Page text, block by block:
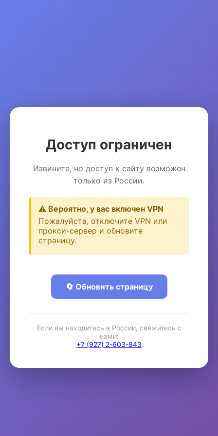
Доступ ограничен
Извините, но доступ к сайту возможен
только из России.
⚠️ Вероятно, у вас включен VPN
Пожалуйста, отключите VPN или
прокси-сервер и обновите
страницу.
🔄 Обновить страницу
Если вы находитесь в России, свяжитесь с
нами:
+7 (927) 2-603-943